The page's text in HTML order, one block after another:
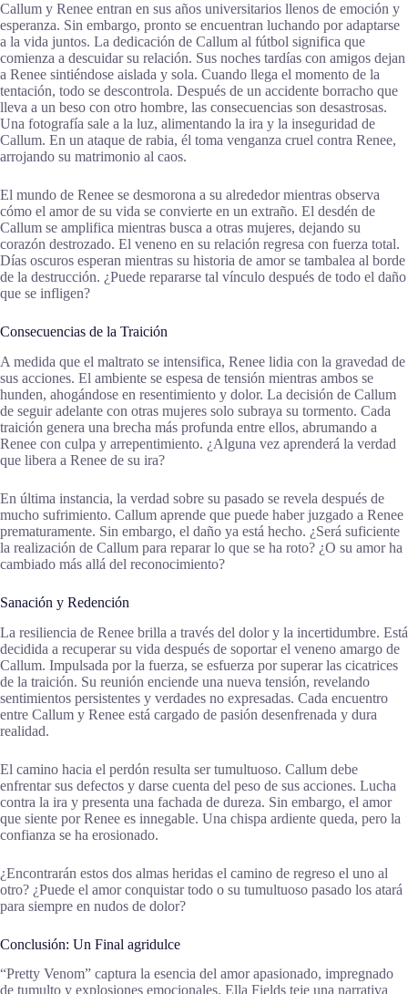
Callum y Renee entran en sus años universitarios llenos de emoción y
esperanza. Sin embargo, pronto se encuentran luchando por adaptarse
a la vida juntos. La dedicación de Callum al fútbol significa que
comienza a descuidar su relación. Sus noches tardías con amigos dejan
a Renee sintiéndose aislada y sola. Cuando llega el momento de la
tentación, todo se descontrola. Después de un accidente borracho que
lleva a un beso con otro hombre, las consecuencias son desastrosas.
Una fotografía sale a la luz, alimentando la ira y la inseguridad de
Callum. En un ataque de rabia, él toma venganza cruel contra Renee,
arrojando su matrimonio al caos.
El mundo de Renee se desmorona a su alrededor mientras observa
cómo el amor de su vida se convierte en un extraño. El desdén de
Callum se amplifica mientras busca a otras mujeres, dejando su
corazón destrozado. El veneno en su relación regresa con fuerza total.
Días oscuros esperan mientras su historia de amor se tambalea al borde
de la destrucción. ¿Puede repararse tal vínculo después de todo el daño
que se infligen?
Consecuencias de la Traición
A medida que el maltrato se intensifica, Renee lidia con la gravedad de
sus acciones. El ambiente se espesa de tensión mientras ambos se
hunden, ahogándose en resentimiento y dolor. La decisión de Callum
de seguir adelante con otras mujeres solo subraya su tormento. Cada
traición genera una brecha más profunda entre ellos, abrumando a
Renee con culpa y arrepentimiento. ¿Alguna vez aprenderá la verdad
que libera a Renee de su ira?
En última instancia, la verdad sobre su pasado se revela después de
mucho sufrimiento. Callum aprende que puede haber juzgado a Renee
prematuramente. Sin embargo, el daño ya está hecho. ¿Será suficiente
la realización de Callum para reparar lo que se ha roto? ¿O su amor ha
cambiado más allá del reconocimiento?
Sanación y Redención
La resiliencia de Renee brilla a través del dolor y la incertidumbre. Está
decidida a recuperar su vida después de soportar el veneno amargo de
Callum. Impulsada por la fuerza, se esfuerza por superar las cicatrices
de la traición. Su reunión enciende una nueva tensión, revelando
sentimientos persistentes y verdades no expresadas. Cada encuentro
entre Callum y Renee está cargado de pasión desenfrenada y dura
realidad.
El camino hacia el perdón resulta ser tumultuoso. Callum debe
enfrentar sus defectos y darse cuenta del peso de sus acciones. Lucha
contra la ira y presenta una fachada de dureza. Sin embargo, el amor
que siente por Renee es innegable. Una chispa ardiente queda, pero la
confianza se ha erosionado.
¿Encontrarán estos dos almas heridas el camino de regreso el uno al
otro? ¿Puede el amor conquistar todo o su tumultuoso pasado los atará
para siempre en nudos de dolor?
Conclusión: Un Final agridulce
“Pretty Venom” captura la esencia del amor apasionado, impregnado
de tumulto y explosiones emocionales. Ella Fields teje una narrativa